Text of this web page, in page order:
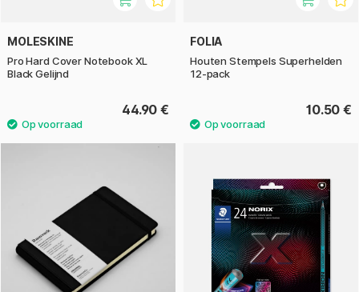
MOLESKINE
Pro Hard Cover Notebook XL
Black Gelijnd
44.90 €
FOLIA
Houten Stempels Superhelden
12-pack
10.50 €